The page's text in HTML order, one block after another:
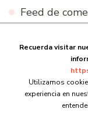
Feed de
© Copyright 2026
Recuerda visitar
Utilizamos
experiencia en